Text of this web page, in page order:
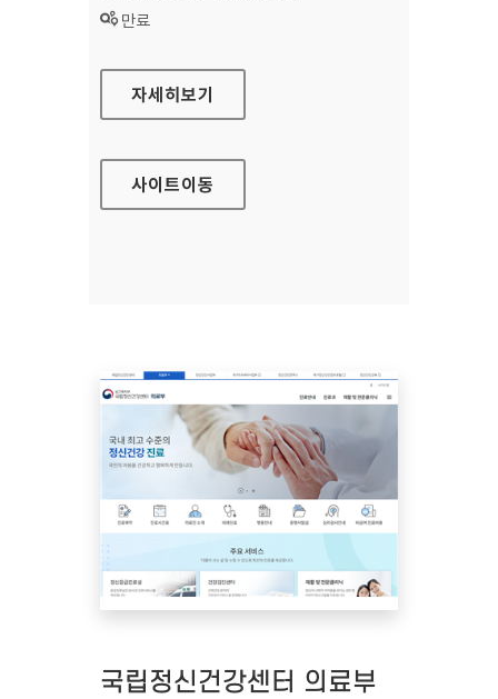
상태 :
만료
국립정신건강센터 정신건강사업부
자세히보기
사이트이동
국립정신건강센터 의료부